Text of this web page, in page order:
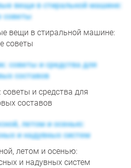
вещи в стиральной машине:
советы
и средства для
составов
летом и осенью:
и надувных систем